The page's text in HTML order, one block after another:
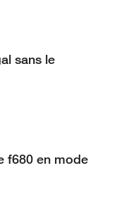
sans le
f680 en mode